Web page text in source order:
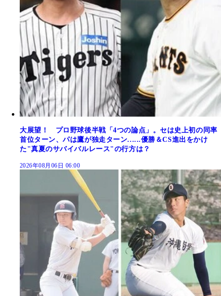
大展望！ プロ野球後半戦「4つの論点」。セは史上初の同率
首位ターン、パは鷹が独走ターン......優勝＆CS進出をかけ
た"真夏のサバイバルレース"の行方は？
2026年08月06日 06:00